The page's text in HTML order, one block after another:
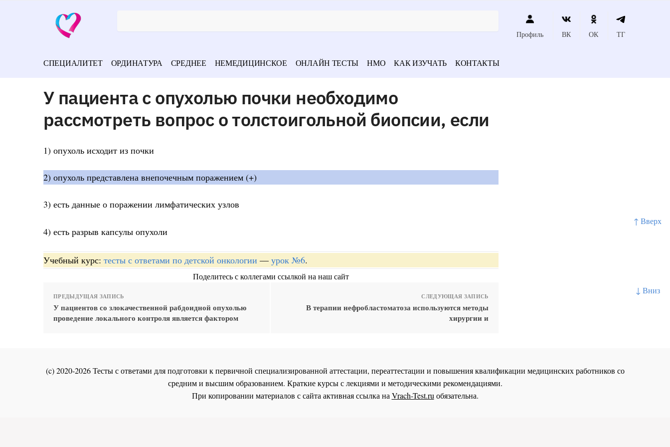
↑ Вверх
↓ Вниз
Профиль ВК ОК ТГ
СПЕЦИАЛИТЕТ ОРДИНАТУРА СРЕДНЕЕ НЕМЕДИЦИНСКОЕ ОНЛАЙН ТЕСТЫ НМО КАК ИЗУЧАТЬ КОНТАКТЫ
У пациента с опухолью почки необходимо
рассмотреть вопрос о толстоигольной биопсии, если
1) опухоль исходит из почки
2) опухоль представлена внепочечным поражением (+)
3) есть данные о поражении лимфатических узлов
4) есть разрыв капсулы опухоли
Учебный курс: тесты с ответами по детской онкологии — урок №6.
Поделитесь с коллегами ссылкой на наш сайт
ПРЕДЫДУЩАЯ ЗАПИСЬ
У пациентов со злокачественной рабдоидной опухолью
проведение локального контроля является фактором
СЛЕДУЮЩАЯ ЗАПИСЬ
В терапии нефробластоматоза используются методы
хирургии и
(c) 2020-2026 Тесты с ответами для подготовки к первичной специализированной аттестации, переаттестации и повышения квалификации медицинских работников со
средним и высшим образованием. Краткие курсы с лекциями и методическими рекомендациями.
При копировании материалов с сайта активная ссылка наVrach-Test.ruобязательна.